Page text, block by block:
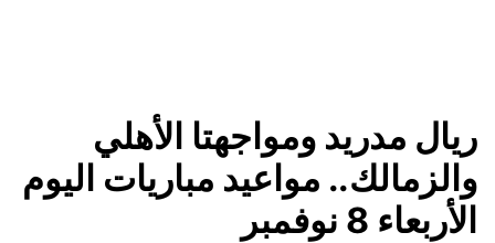
ريال مدريد ومواجهتا الأهلي
والزمالك.. مواعيد مباريات اليوم
الأربعاء 8 نوفمبر